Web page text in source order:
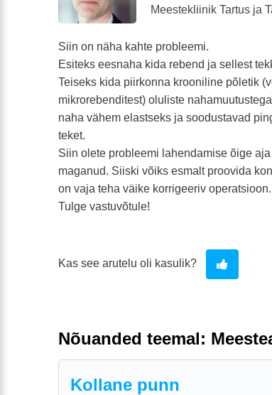
Meestekliinik Tartus ja
Siin on näha kahte probleemi.
Esiteks eesnaha kida rebend ja sellest
Teiseks kida piirkonna krooniline põletik
mikrorebenditest) oluliste
naha vähem elastseks ja soodustavad
teket.
Siin olete probleemi lahendamise õige
maganud. Siiski võiks esmalt proovida
on vaja teha väike korrigeeriv operatsioon.
Tulge vastuvõtule!
Kas see arutelu oli kasulik?
Nõuanded teemal:
Kollane punn